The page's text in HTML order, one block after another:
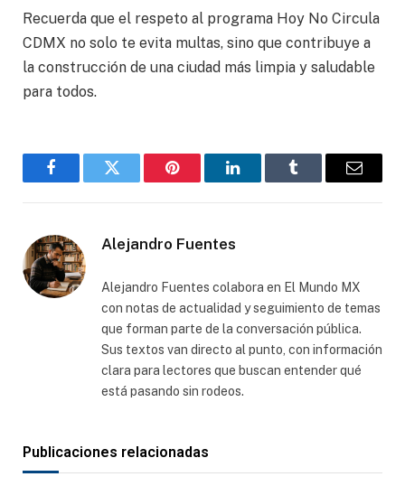
Recuerda que el respeto al programa Hoy No Circula
CDMX no solo te evita multas, sino que contribuye a
la construcción de una ciudad más limpia y saludable
para todos.
FacebookGorjeo Pinterest LinkedInTumblr
Correo
Alejandro Fuentes
Alejandro Fuentes colabora en El Mundo MX
con notas de actualidad y seguimiento de temas
que forman parte de la conversación pública.
Sus textos van directo al punto, con información
clara para lectores que buscan entender qué
está pasando sin rodeos.
Publicaciones relacionadas